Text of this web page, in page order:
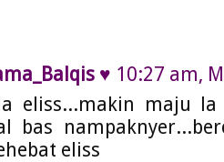
♥ 10:27 am,
eliss...makin maju la
bas
eliss